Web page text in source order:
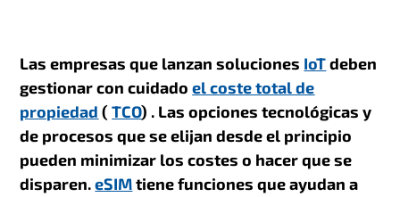
Las empresas que lanzansoluciones IoTdeben
gestionar con cuidadoel coste total de
propiedad (TCO) . Las opciones tecnológicas y
de procesos que se elijan desde el principio
pueden minimizar los costes o hacer que se
disparen.eSIMtiene funciones que ayudan a